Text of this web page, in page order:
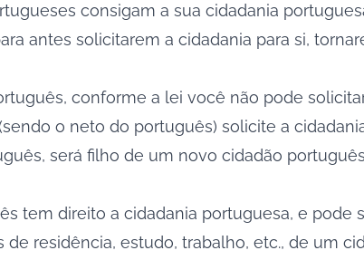
consigam a sua cidadania
antes solicitarem a cidadania para si,
conforme a lei você não pode
o neto do português) solicite a
será filho de um novo cidadão
tem direito a cidadania portuguesa, e
residência, estudo, trabalho, etc., de um